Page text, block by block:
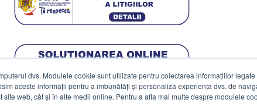
dvs. Modulele cookie sunt utilizate pentru colectarea informațiilor
aceste informații pentru a îmbunătăți și personaliza experiența dvs. de
web, cât și în alte medii online. Pentru a afla mai multe despre modulele